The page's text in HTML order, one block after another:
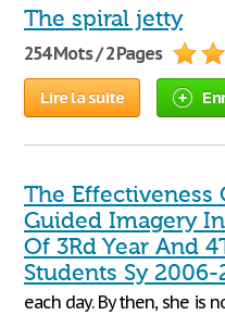
The spiral jetty
254 Mots / 2 Pages
Lire la suite
The Effectiveness
Guided Imagery
Of 3Rd Year And
Students Sy 2006-
each day. By then, she is